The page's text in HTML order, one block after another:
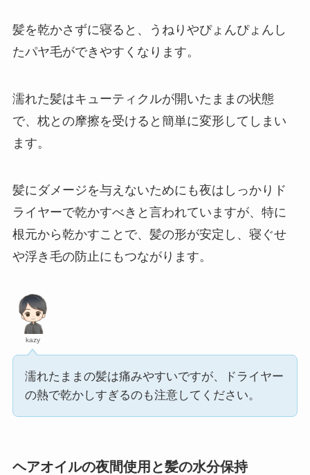
髪を乾かさずに寝ると、うねりやぴょんぴょんし
たパヤ毛ができやすくなります。
濡れた髪はキューティクルが開いたままの状態
で、枕との摩擦を受けると簡単に変形してしまい
ます。
髪にダメージを与えないためにも夜はしっかりド
ライヤーで乾かすべきと言われていますが、特に
根元から乾かすことで、髪の形が安定し、寝ぐせ
や浮き毛の防止にもつながります。
kazy
濡れたままの髪は痛みやすいですが、ドライヤー
の熱で乾かしすぎるのも注意してください。
ヘアオイルの夜間使用と髪の水分保持